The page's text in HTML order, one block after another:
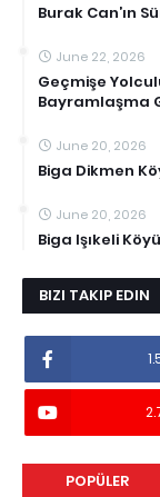
Burak Can’ın
June 22, 2026
Geçmişe
Bayramlaşma
June 20, 2026
Biga Dikmen
June 20, 2026
Biga Işıkeli
BIZI TAKIP EDIN
POPÜLER